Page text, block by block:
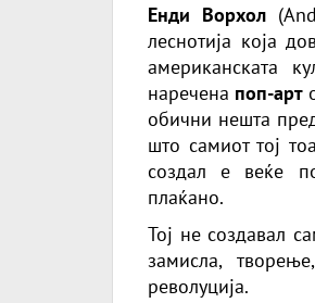
Енди Ворхол
леснотија која
американската
наречена поп-арт
обични нешта
што самиот тој
создал е веќе
плаќано.
Тој не создавал
замисла,
револуција.